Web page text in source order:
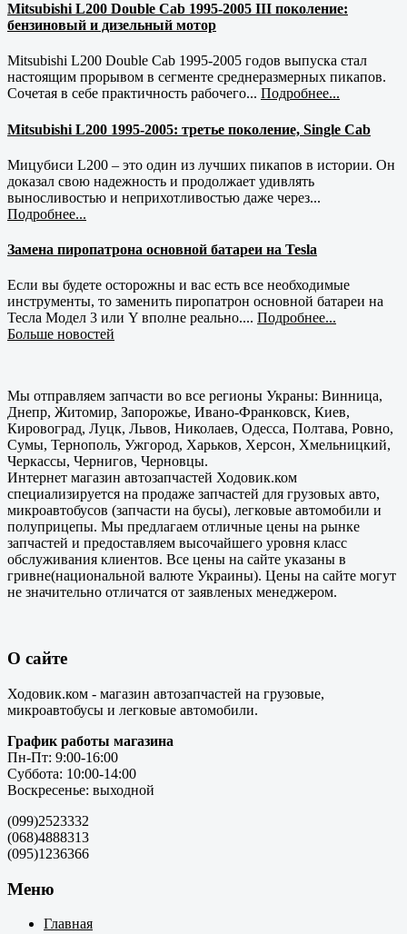
Mitsubishi L200 Double Cab 1995-2005 III поколение:
бензиновый и дизельный мотор
Mitsubishi L200 Double Cab 1995-2005 годов выпуска стал
настоящим прорывом в сегменте среднеразмерных пикапов.
Сочетая в себе практичность рабочего... Подробнее...
Mitsubishi L200 1995-2005: третье поколение, Single Cab
Мицубиси L200 – это один из лучших пикапов в истории. Он
доказал свою надежность и продолжает удивлять
выносливостью и неприхотливостью даже через...
Подробнее...
Замена пиропатрона основной батареи на Tesla
Если вы будете осторожны и вас есть все необходимые
инструменты, то заменить пиропатрон основной батареи на
Тесла Модел 3 или Y вполне реально.... Подробнее...
Больше новостей
Мы отправляем запчасти во все регионы Украны: Винница,
Днепр, Житомир, Запорожье, Ивано-Франковск, Киев,
Кировоград, Луцк, Львов, Николаев, Одесса, Полтава, Ровно,
Сумы, Тернополь, Ужгород, Харьков, Херсон, Хмельницкий,
Черкассы, Чернигов, Черновцы.
Интернет магазин автозапчастей Ходовик.ком
специализируется на продаже запчастей для грузовых авто,
микроавтобусов (запчасти на бусы), легковые автомобили и
полуприцепы. Мы предлагаем отличные цены на рынке
запчастей и предоставляем высочайшего уровня класс
обслуживания клиентов. Все цены на сайте указаны в
гривне(национальной валюте Украины). Цены на сайте могут
не значительно отличатся от заявленых менеджером.
О сайте
Ходовик.ком - магазин автозапчастей на грузовые,
микроавтобусы и легковые автомобили.
График работы магазина
Пн-Пт: 9:00-16:00
Суббота: 10:00-14:00
Воскресенье: выходной
(099)2523332
(068)4888313
(095)1236366
Меню
Главная